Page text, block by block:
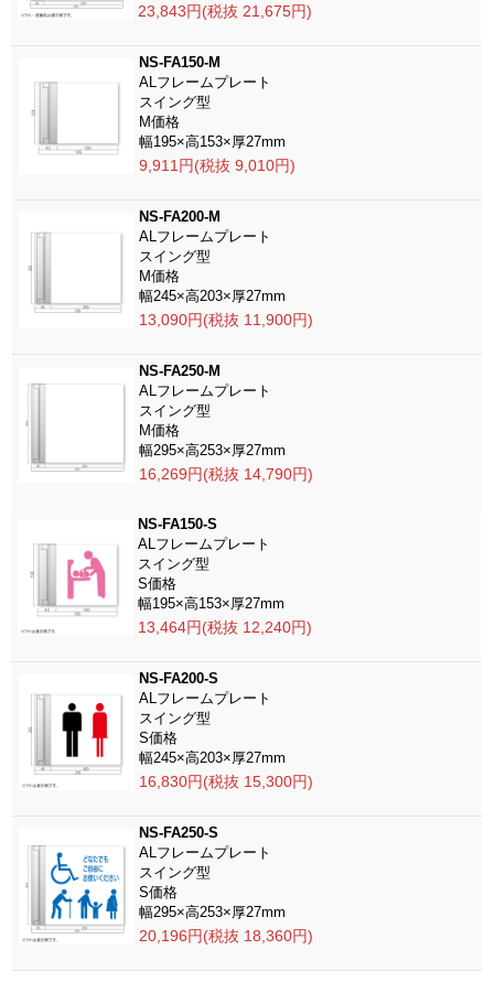
23,843円(税抜 21,675円)
NS-FA150-M
ALフレームプレート
スイング型
M価格
幅195×高153×厚27mm
9,911円(税抜 9,010円)
NS-FA200-M
ALフレームプレート
スイング型
M価格
幅245×高203×厚27mm
13,090円(税抜 11,900円)
NS-FA250-M
ALフレームプレート
スイング型
M価格
幅295×高253×厚27mm
16,269円(税抜 14,790円)
NS-FA150-S
ALフレームプレート
スイング型
S価格
幅195×高153×厚27mm
13,464円(税抜 12,240円)
NS-FA200-S
ALフレームプレート
スイング型
S価格
幅245×高203×厚27mm
16,830円(税抜 15,300円)
NS-FA250-S
ALフレームプレート
スイング型
S価格
幅295×高253×厚27mm
20,196円(税抜 18,360円)